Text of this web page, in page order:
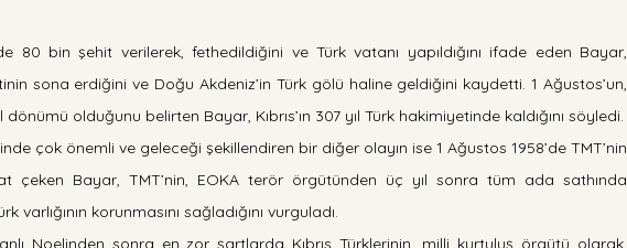
80 bin şehit verilerek, fethedildiğini ve Türk vatanı yapıldığını ifade eden Bayar,
sona erdiğini ve Doğu Akdeniz’in Türk gölü haline geldiğini kaydetti. 1 Ağustos’un,
olduğunu belirten Bayar, Kıbrıs’ın 307 yıl Türk hakimiyetinde kaldığını söyledi.
çok önemli ve geleceği şekillendiren bir diğer olayın ise 1 Ağustos 1958’de TMT’nin
çeken Bayar, TMT’nin, EOKA terör örgütünden üç yıl sonra tüm ada sathında
varlığının korunmasını sağladığını vurguladı.